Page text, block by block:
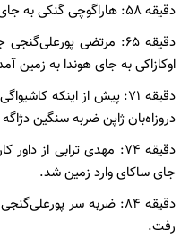
دقیقه 58: هاراگوچی گنکی به جای تاکاشی اوسامی به زمین آمد.
دقیقه 65: مرتضی
اوکازاکی به جای هوندا به زمین
دقیقه 71: پیش از اینکه
دروزاه‌بان ژاپن ضربه سنگین
دقیقه 74: مهدی ترابی از
جای ساکای وارد زمین شد.
دقیقه 84: ضربه سر
رفت.